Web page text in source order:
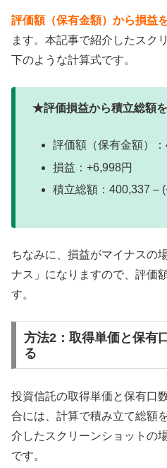
評価額（保有金額）から損益
ます。本記事で紹介したスク
下のような計算式です。
★評価損益から積立総額
評価額（保有金額）
損益：+6,998円
積立総額：400,337 –
ちなみに、損益がマイナスの
ナス」になりますので、評価
す。
方法2：取得単価と保有
る
投資信託の取得単価と保有口
合には、計算で積み立て総額
介したスクリーンショットの
です。